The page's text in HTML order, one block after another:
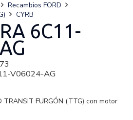
Recambios FORD
CYRB
6C11-
V06024-AG
TRANSIT FURGÓN (TTG) con motor